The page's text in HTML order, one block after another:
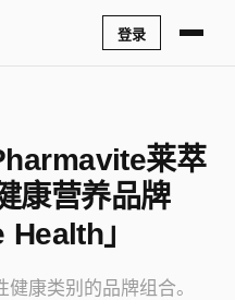
登录
莱萃
康营养品牌
Health」
康类别的品牌组合。